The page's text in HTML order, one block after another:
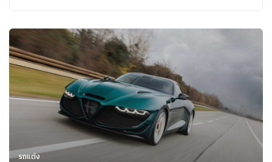
รถแต่ง